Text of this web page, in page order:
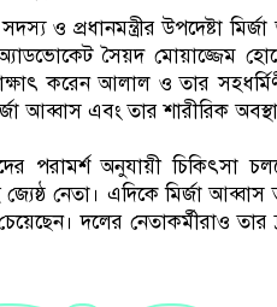
ও প্রধানমন্ত্রীর উপদেষ্টা
অ্যাডভোকেট সৈয়দ মোয়াজ্জেম
করেন আলাল ও তার
আব্বাস এবং তার শারীরিক
পরামর্শ অনুযায়ী চিকিৎসা
নেতা। এদিকে মির্জা
দলের নেতাকর্মীরাও